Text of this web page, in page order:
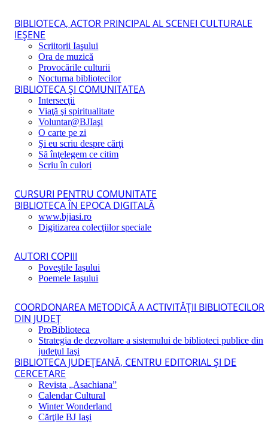
BIBLIOTECA, ACTOR PRINCIPAL AL SCENEI CULTURALE
IEŞENE
Scriitorii Iaşului
Ora de muzică
Provocările culturii
Nocturna bibliotecilor
BIBLIOTECA ŞI COMUNITATEA
Intersecţii
Viaţă şi spiritualitate
Voluntar@BJIaşi
O carte pe zi
Şi eu scriu despre cărţi
Să înţelegem ce citim
Scriu în culori
CURSURI PENTRU COMUNITATE
BIBLIOTECA ÎN EPOCA DIGITALĂ
www.bjiasi.ro
Digitizarea colecţiilor speciale
AUTORI COPIII
Poveştile Iaşului
Poemele Iaşului
COORDONAREA METODICĂ A ACTIVITĂŢII BIBLIOTECILOR
DIN JUDEŢ
ProBiblioteca
Strategia de dezvoltare a sistemului de biblioteci publice din
judeţul Iaşi
BIBLIOTECA JUDEŢEANĂ, CENTRU EDITORIAL ŞI DE
CERCETARE
Revista „Asachiana”
Calendar Cultural
Winter Wonderland
Cărţile BJ Iaşi